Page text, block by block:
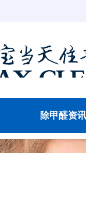
除甲醛资讯